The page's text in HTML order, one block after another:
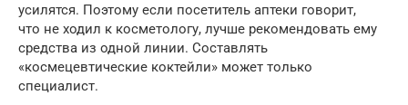
усилятся. Поэтому если посетитель аптеки говорит,
что не ходил к косметологу, лучше рекомендовать ему
средства из одной линии. Составлять
«космецевтические коктейли» может только
специалист.